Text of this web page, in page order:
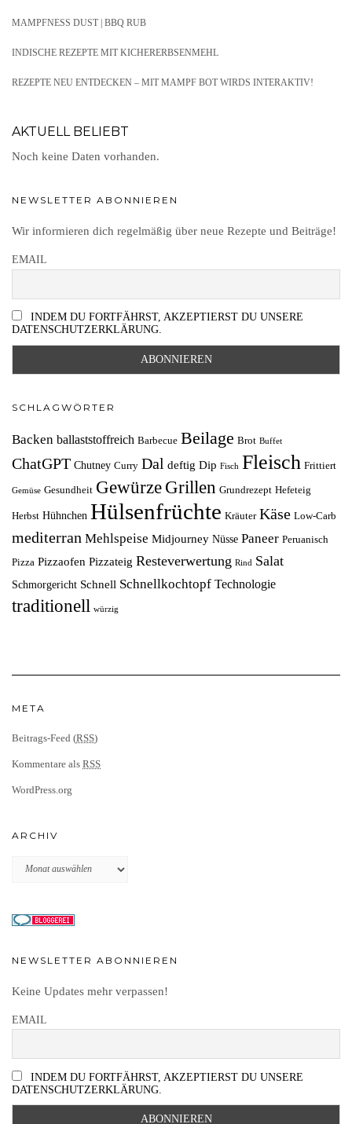
MAMPFNESS DUST | BBQ RUB
INDISCHE REZEPTE MIT KICHERERBSENMEHL
REZEPTE NEU ENTDECKEN – MIT MAMPF BOT WIRDS INTERAKTIV!
AKTUELL BELIEBT
Noch keine Daten vorhanden.
NEWSLETTER ABONNIEREN
Wir informieren dich regelmäßig über neue Rezepte und Beiträge!
EMAIL
INDEM DU FORTFÄHRST, AKZEPTIERST DU UNSERE
DATENSCHUTZERKLÄRUNG.
SCHLAGWÖRTER
Backen ballaststoffreich Barbecue Beilage Brot Buffet
ChatGPT Chutney Curry Dal deftig Dip Fisch Fleisch Frittiert
Gemüse Gesundheit Gewürze Grillen Grundrezept Hefeteig
Herbst Hühnchen Hülsenfrüchte Kräuter Käse Low-Carb
mediterran Mehlspeise Midjourney Nüsse Paneer Peruanisch
Pizza Pizzaofen Pizzateig Resteverwertung Rind Salat
Schmorgericht Schnell Schnellkochtopf Technologie
traditionell würzig
META
Beitrags-Feed (RSS)
Kommentare als RSS
WordPress.org
ARCHIV
Archiv
NEWSLETTER ABONNIEREN
Keine Updates mehr verpassen!
EMAIL
INDEM DU FORTFÄHRST, AKZEPTIERST DU UNSERE
DATENSCHUTZERKLÄRUNG.